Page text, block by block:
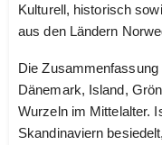
Kulturell, historisch
aus den Ländern
Die
Dänemark, Island,
Wurzeln im Mittelalter.
Skandinaviern